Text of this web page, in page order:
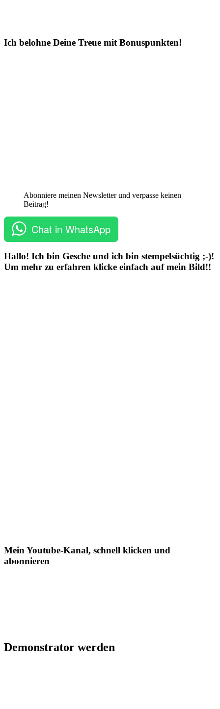
Ich belohne Deine Treue mit Bonuspunkten!
Abonniere meinen Newsletter und verpasse keinen
Beitrag!
Chat in WhatsApp
Hallo! Ich bin Gesche und ich bin stempelsüchtig ;-)!
Um mehr zu erfahren klicke einfach auf mein Bild!!
Mein Youtube-Kanal, schnell klicken und
abonnieren
Demonstrator werden